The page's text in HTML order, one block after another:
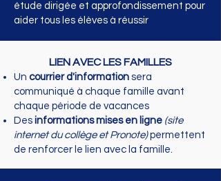
étude dirigée et approfondissement pour
aider tous les élèves à réussir
LIEN AVEC LES FAMILLES
Un courrier d'information sera
communiqué à chaque famille avant
chaque période de vacances
Des informations mises en ligne (site
internet du collège et Pronote)permettent
de renforcer le lien avec la famille.